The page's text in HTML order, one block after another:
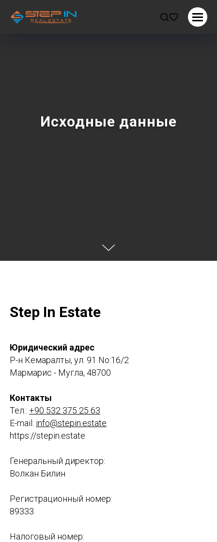
Исходные данные
Step In Estate
Юридический адрес
Р-н Кемаралты, ул. 91 No:16/2
Мармарис - Мугла, 48700
Контакты
Тел.: +90 532 375 25 63
E-mail: info@stepin.estate
https://stepin.estate
Генеральный директор:
Волкан Билин
Регистрационный номер:
89333
Налоговый номер: